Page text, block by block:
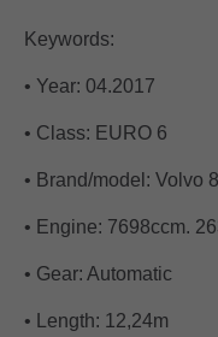
Keywords:
• Year: 04.2017
• Class: EURO 6
• Brand/model: Volvo
• Engine: 7698ccm.
• Gear: Automatic
• Length: 12,24m